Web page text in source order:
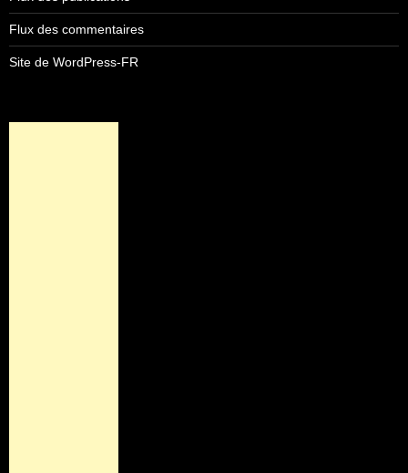
Flux des commentaires
Site de WordPress-FR